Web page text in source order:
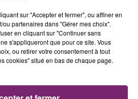
- Guinguette éphémère
!
sur "Accepter et fermer", ou affiner en
partenaires dans "Gérer mes choix".
en cliquant sur "Continuer sans
s'appliqueront que pour ce site. Vous
ou retirer votre consentement à tout
cookies" situé en bas de chaque page.